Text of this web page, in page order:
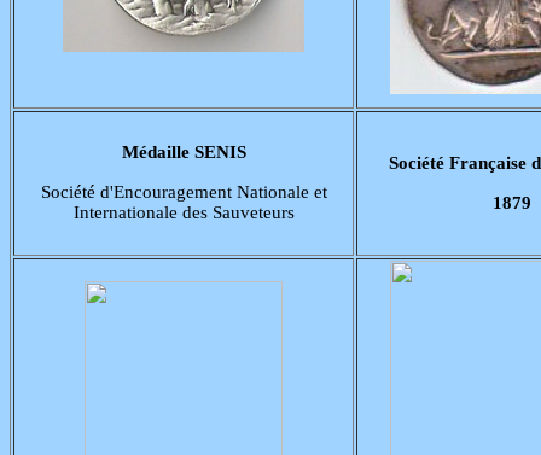
Médaille SENIS
Société d'Encouragement Nationale et
Internationale des Sauveteurs
Société Française
1879